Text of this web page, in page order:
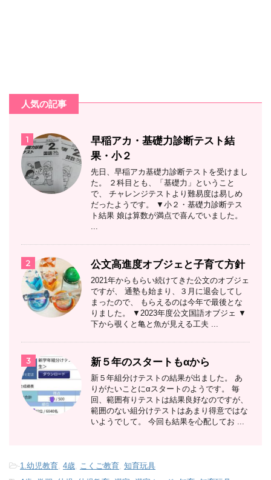
人気の記事
1
早稲アカ・基礎力診断テスト結
果・小２
先日、早稲アカ基礎力診断テストを受けまし
た。 ２科目とも、「基礎力」ということ
で、 チャレンジテストより難易度は易しめ
だったようです。 ▼小２・基礎力診断テス
ト結果 娘は算数が満点で喜んでいました。
...
2 公文高進度オブジェと子育て方針
2021年からもらい続けてきた公文のオブジェ
ですが、 通塾も始まり、３月に退会してし
まったので、 もらえるのは今年で最後とな
りました。 ▼2023年度公文国語オブジェ ▼
下から覗くと亀と魚が見える工夫 ...
3 新５年のスタートもαから
新５年組分けテストの結果が出ました。 あ
りがたいことにαスタートのようです。 毎
回、範囲有りテストは結果良好なのですが、
範囲のない組分けテストはあまり得意ではな
いようでして。 今回も結果を心配してお ...
-1.幼児教育, 4歳, こくご教育, 知育玩具